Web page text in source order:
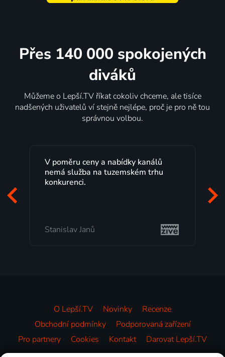
Přes 140 000 spokojených
diváků
Můžeme o Lepší.TV říkat cokoliv chceme, ale tisíce
nadšených uživatelů ví stejně nejlépe, proč je pro ně tou
správnou volbou.
Lepší.TV sleduji už několik let s
maximální spokojeností. Velký výběr
programů a nemuset běžet k TV na
Milada Tomešová
O Lepší.TV Novinky
Recenze
Obchodní podmínky
Podporovaná zařízení
Pro partnery
Cookies Kontakt Darovat Lepší.TV